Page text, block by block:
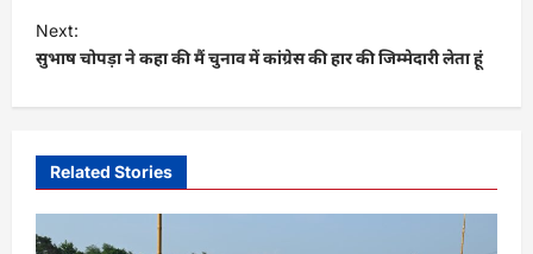
s
t
v
g
Next:
सुभाष चोपड़ा ने कहा की मैं चुनाव में कांग्रेस की हार की जिम्मेदारी लेता हूं
Related Stories